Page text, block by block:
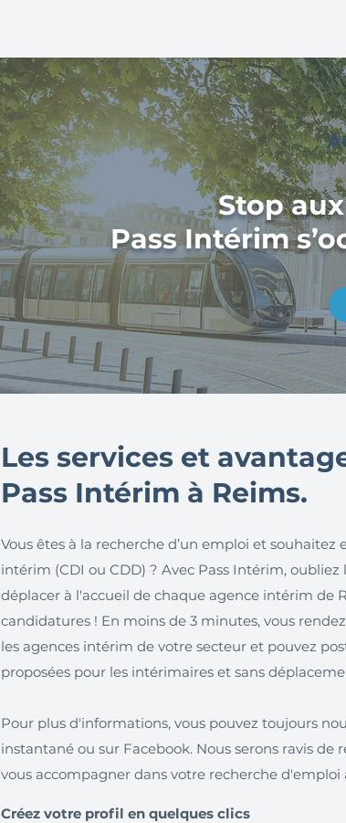
Stop
Pass Intérim
Les services et
Pass Intérim à Reims.
Vous êtes à la recherche d’un emploi et souhaitez
intérim (CDI ou CDD) ? Avec Pass Intérim, oubliez
déplacer à l'accueil de chaque agence intérim de
candidatures ! En moins de 3 minutes, vous
les agences intérim de votre secteur et pouvez
proposées pour les intérimaires et sans
Pour plus d'informations, vous pouvez toujours
instantané ou sur Facebook. Nous serons ravis de
vous accompagner dans votre recherche d'emploi
Créez votre profil en quelques clics